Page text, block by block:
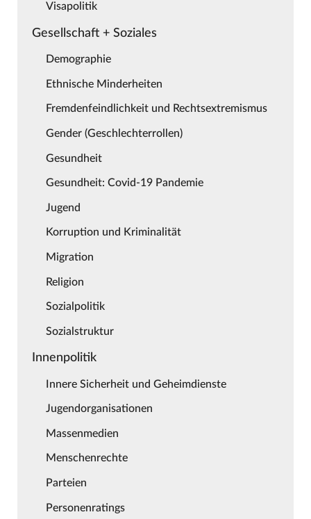
Visapolitik
Gesellschaft + Soziales
Demographie
Ethnische Minderheiten
Fremdenfeindlichkeit und Rechtsextremismus
Gender (Geschlechterrollen)
Gesundheit
Gesundheit: Covid-19 Pandemie
Jugend
Korruption und Kriminalität
Migration
Religion
Sozialpolitik
Sozialstruktur
Innenpolitik
Innere Sicherheit und Geheimdienste
Jugendorganisationen
Massenmedien
Menschenrechte
Parteien
Personenratings